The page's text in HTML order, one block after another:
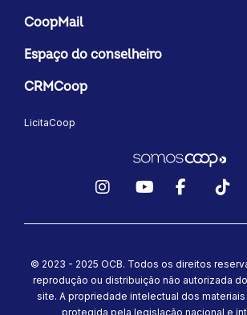
CoopMail
Espaço do conselheiro
CRMCoop
LicitaCoop
© 2023 - 2025 OCB. Todos os direitos
reprodução ou distribuição não autorizada
site. A propriedade intelectual dos
protegida pela legislação nacional e